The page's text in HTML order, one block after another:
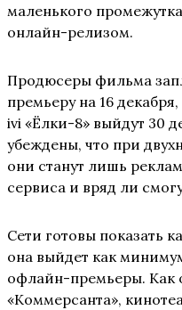
маленького
онлайн-релизом.
Продюсеры фильма
премьеру на 16
ivi «Ёлки-8» выйдут 30
убеждены, что при
они станут лишь
сервиса и вряд ли
Сети готовы показать
она выйдет как
офлайн-премьеры. Как
«Коммерсанта»,